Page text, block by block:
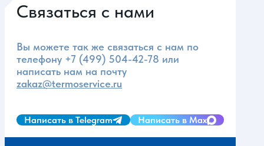
Связаться с нами
Вы можете так же связаться с нам по
телефону +7 (499) 504-42-78 или
написать нам на почту
zakaz@termoservice.ru
Написать в Telegram Написать в Max